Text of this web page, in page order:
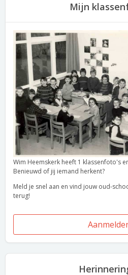
Mijn
Wim Heemskerk heeft 1 klassenfoto's
Benieuwd of jij iemand herkent?
Meld je snel aan en vind jouw oud-
terug!